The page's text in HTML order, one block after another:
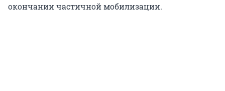
окончании частичной мобилизации.